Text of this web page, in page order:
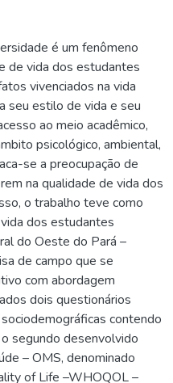
é um fenômeno
de vida dos estudantes
vivenciados na vida
seu estilo de vida e seu
ao meio acadêmico,
psicológico, ambiental,
se a preocupação de
na qualidade de vida dos
o trabalho teve como
dos estudantes
do Oeste do Pará –
de campo que se
com abordagem
dois questionários
contendo
segundo desenvolvido
– OMS, denominado
of Life –WHOQOL –